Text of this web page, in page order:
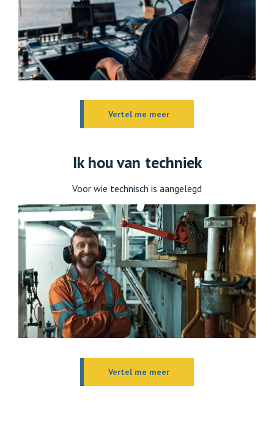
Vertel me meer
Ik hou van techniek
Voor wie technisch is aangelegd
Vertel me meer